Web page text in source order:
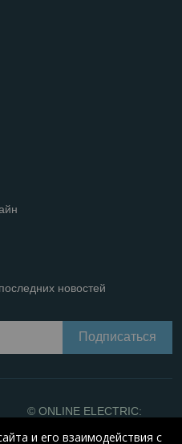
новостей
© ONLINE ELECTRIC:
и его взаимодействия с